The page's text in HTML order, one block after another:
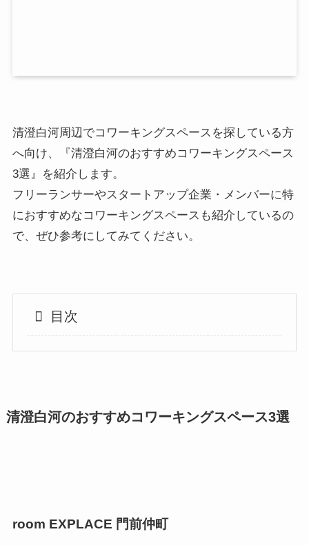
清澄白河周辺でコワーキングスペースを探している方
へ向け、『清澄白河のおすすめコワーキングスペース
3選』を紹介します。
フリーランサーやスタートアップ企業・メンバーに特
におすすめなコワーキングスペースも紹介しているの
で、ぜひ参考にしてみてください。
目次
清澄白河のおすすめコワーキングスペース3選
room EXPLACE 門前仲町